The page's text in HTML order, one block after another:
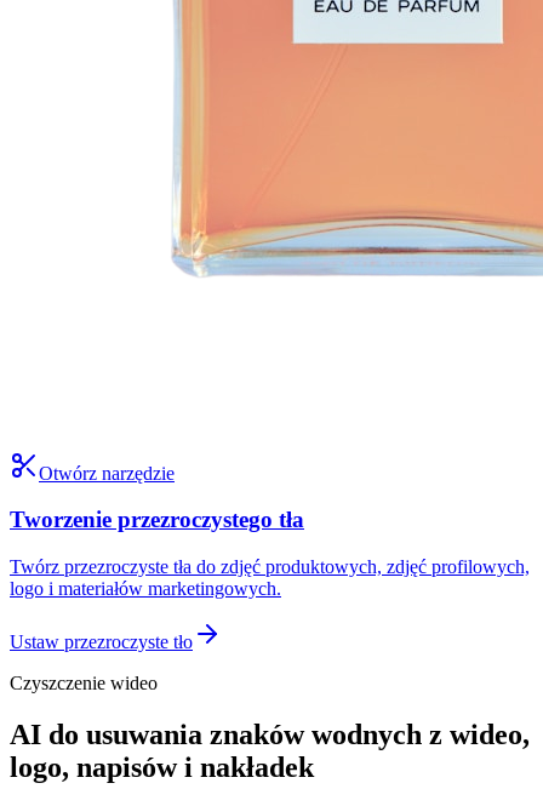
Otwórz narzędzie
Tworzenie przezroczystego tła
Twórz przezroczyste tła do zdjęć produktowych, zdjęć profilowych,
logo i materiałów marketingowych.
Ustaw przezroczyste tło
Czyszczenie wideo
AI do usuwania znaków wodnych z wideo,
logo, napisów i nakładek